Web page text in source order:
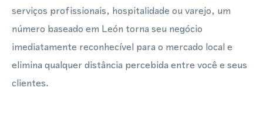
serviços profissionais, hospitalidade ou varejo, um
número baseado em León torna seu negócio
imediatamente reconhecível para o mercado local e
elimina qualquer distância percebida entre você e seus
clientes.